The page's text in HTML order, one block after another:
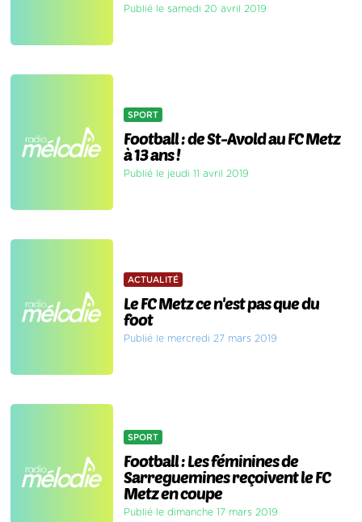
Publié le samedi 20 avril 2019
SPORT
Football : de St-Avold au FC Metz
à 13 ans !
Publié le jeudi 11 avril 2019
ACTUALITÉ
Le FC Metz ce n'est pas que du
foot
Publié le mercredi 27 mars 2019
SPORT
Football : Les féminines de
Sarreguemines reçoivent le FC
Metz en coupe
Publié le dimanche 17 mars 2019